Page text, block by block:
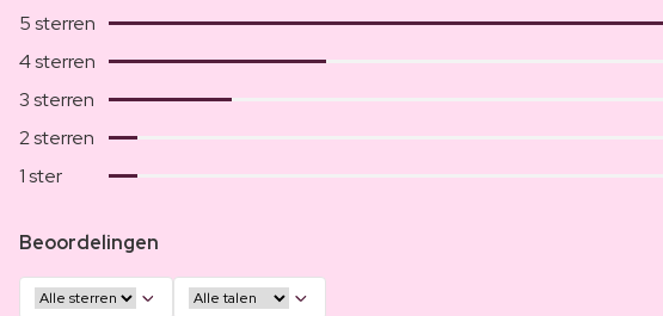
5 sterren
4 sterren
3 sterren
2 sterren
1 ster
Beoordelingen